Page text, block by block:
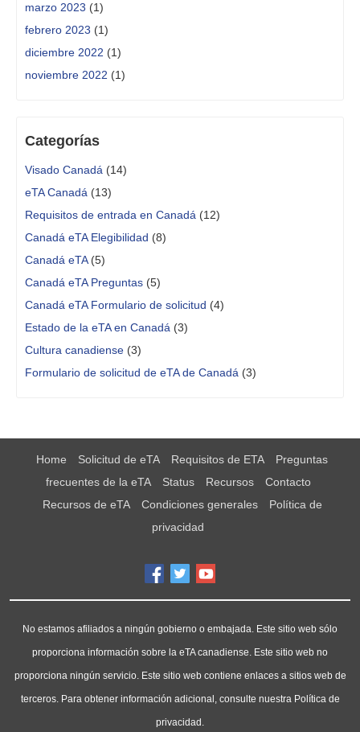
marzo 2023 (1)
febrero 2023 (1)
diciembre 2022 (1)
noviembre 2022 (1)
Categorías
Visado Canadá (14)
eTA Canadá (13)
Requisitos de entrada en Canadá (12)
Canadá eTA Elegibilidad (8)
Canadá eTA(5)
Canadá eTA Preguntas (5)
Canadá eTA Formulario de solicitud (4)
Estado de la eTA en Canadá (3)
Cultura canadiense (3)
Formulario de solicitud de eTA de Canadá (3)
Home Solicitud de eTA Requisitos de ETA
Preguntas
frecuentes de la eTA
Status Recursos
Contacto
Recursos de eTA
Condiciones generales
Política de
privacidad
No estamos afiliados a ningún gobierno o embajada. Este sitio web sólo
proporciona información sobre la eTA canadiense. Este sitio web no
proporciona ningún servicio. Este sitio web contiene enlaces a sitios web de
terceros. Para obtener información adicional, consulte nuestra Política de
privacidad.